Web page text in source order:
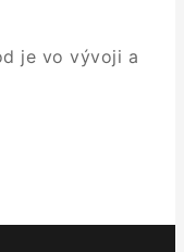
je vo vývoji a